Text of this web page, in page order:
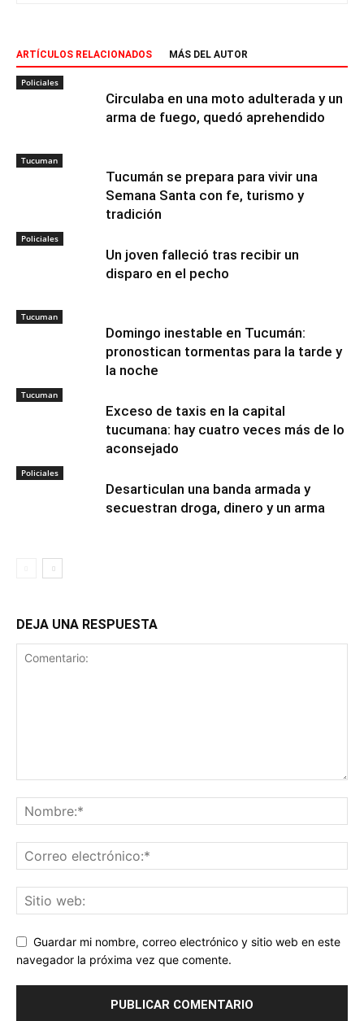
ARTÍCULOS RELACIONADOS MÁS DEL AUTOR
Policiales
Circulaba en una moto adulterada y un
arma de fuego, quedó aprehendido
Tucuman
Tucumán se prepara para vivir una
Semana Santa con fe, turismo y
tradición
Policiales
Un joven falleció tras recibir un
disparo en el pecho
Tucuman
Domingo inestable en Tucumán:
pronostican tormentas para la tarde y
la noche
Tucuman
Exceso de taxis en la capital
tucumana: hay cuatro veces más de lo
aconsejado
Policiales
Desarticulan una banda armada y
secuestran droga, dinero y un arma
DEJA UNA RESPUESTA
Guardar mi nombre, correo electrónico y sitio web en este
navegador la próxima vez que comente.